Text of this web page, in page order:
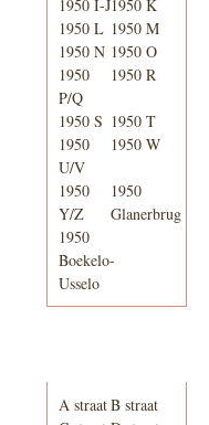
1950 I-J1950 K
1950 L 1950 M
1950 N 1950 O
1950
P/Q
1950 R
1950 S 1950 T
1950
U/V
1950 W
1950
Y/Z
1950
Glanerbrug
1950
Boekelo-
Usselo
A straatB straat